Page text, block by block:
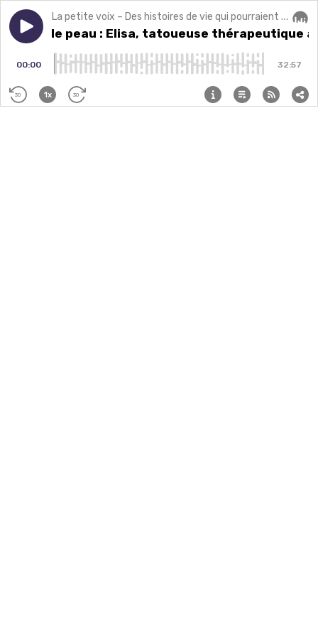
Play episodeÀ fleur de peau : Elisa, tatoueuse thérapeutique
La petite voix – Des histoires de vie qui pourraient changer la vôtre.
À fleur de peau : Elisa, tatoueuse thérapeutique
00:00 32:57
30 1x 30